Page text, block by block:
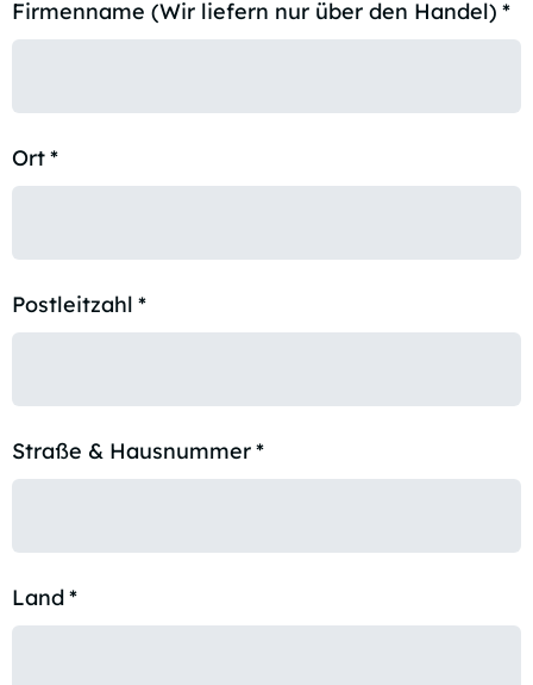
Firmenname (Wir liefern nur über den Handel) *
Ort*
Postleitzahl *
Straße & Hausnummer*
Land*